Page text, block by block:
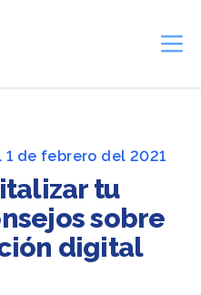
de febrero del 2021
tu
sobre
digital